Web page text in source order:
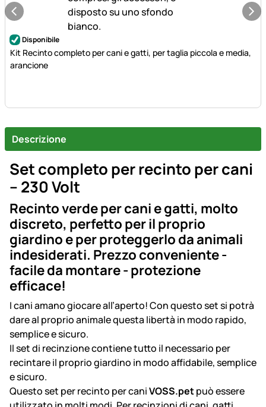
Disponibile
Kit Recinto completo per cani e gatti, per taglia piccola e media,
arancione
Descrizione
Set completo per recinto per cani
– 230 Volt
Recinto verde per cani e gatti, molto
discreto, perfetto per il proprio
giardino e per proteggerlo da animali
indesiderati. Prezzo conveniente -
facile da montare - protezione
efficace!
I cani amano giocare all’aperto! Con questo set si potrà
dare al proprio animale questa libertà in modo rapido,
semplice e sicuro.
Il set di recinzione contiene tutto il necessario per
recintare il proprio giardino in modo affidabile, semplice
e sicuro.
Questo set per recinto per caniVOSS.petpuò essere